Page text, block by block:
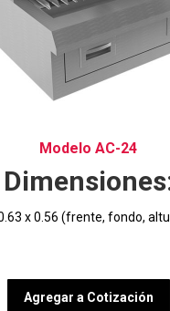
Modelo AC-24
x 0.56 (frente, fondo,
Agregar a Cotización